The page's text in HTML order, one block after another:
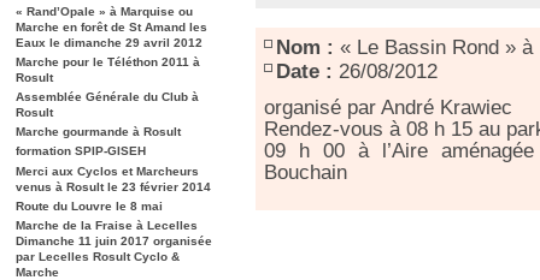
recherche
« Rand’Opale » à Marquise ou
Marche en forêt de St Amand les
Eaux le dimanche 29 avril 2012
Marche pour le Téléthon 2011 à
Rosult
Assemblée Générale du Club à
Rosult
Marche gourmande à Rosult
formation SPIP-GISEH
Merci aux Cyclos et Marcheurs
venus à Rosult le 23 février 2014
Route du Louvre le 8 mai
Marche de la Fraise à Lecelles
Dimanche 11 juin 2017 organisée
par Lecelles Rosult Cyclo &
Marche
Nom : « Le Bassin Rond » à
Date : 26/08/2012
organisé par André Krawiec
Rendez-vous à 08 h 15 au
09 h 00 à l’Aire
Bouchain